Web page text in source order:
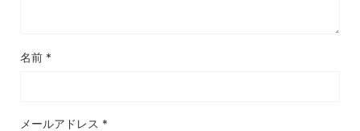
名前 *
メールアドレス *